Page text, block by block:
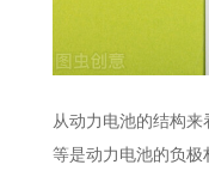
从动力电池的结构来看
等是动力电池的负极